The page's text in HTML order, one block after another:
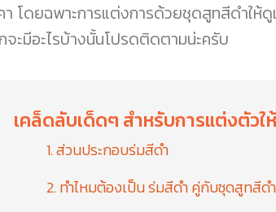
า โดยฉพาะการแต่งการด้วยชุดสูทสีดำให้
จะมีอะไรบ้างนั้นโปรดติดตามน่ะครับ
เคล็ดลับเด็ดๆ สำหรับการแต่งตั
1. ส่วนประกอบร่มสีดำ
2. ทำไหมต้องเป็น ร่มสีดำ คู่กับชุดสูทสีดำ